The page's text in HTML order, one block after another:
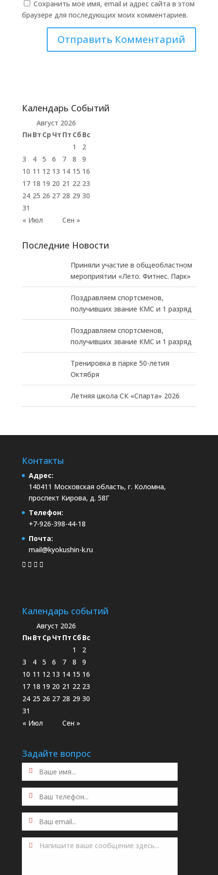
Сохранить моё имя, email и адрес сайта в этом
браузере для последующих моих комментариев.
Календарь Событий
Август 2026
Пн Вт Ср Чт Пт Сб Вс
« Июл Сен »
1
2
3
4 5 6 7 8
9
10 11 12 13 14 15 16
17 18 19 20 21 22 23
24 25 26 27 28 29 30
31
Последние Новости
Приняли участие в общеобластном
мероприятии «Лето. Фитнес. Парк»
Поздравляем спортсменов,
получивших звание КМС и 1 разряд
Поздравляем спортсменов,
получивших звание КМС и 1 разряд
Тренировка в парке 50-летия
Октября
Летняя школа СК «Спарта» 2026
Контакты
Адрес:
140411 Московская область, г. Коломна,
проспект Кирова, д. 58Г
Телефон:
+7-926-398-44-18
Почта:
mail@kyokushin-k.ru
Календарь событий
Август 2026
ПнВт Ср Чт Пт Сб Вс
« Июл Сен »
1
2
3
4 5 6 7 8
9
10 11 12 13 14 15 16
17 18 19 20 21 22 23
24 25 26 27 28 29 30
31
Задайте вопрос
Напишите ваше сообщение здесь...